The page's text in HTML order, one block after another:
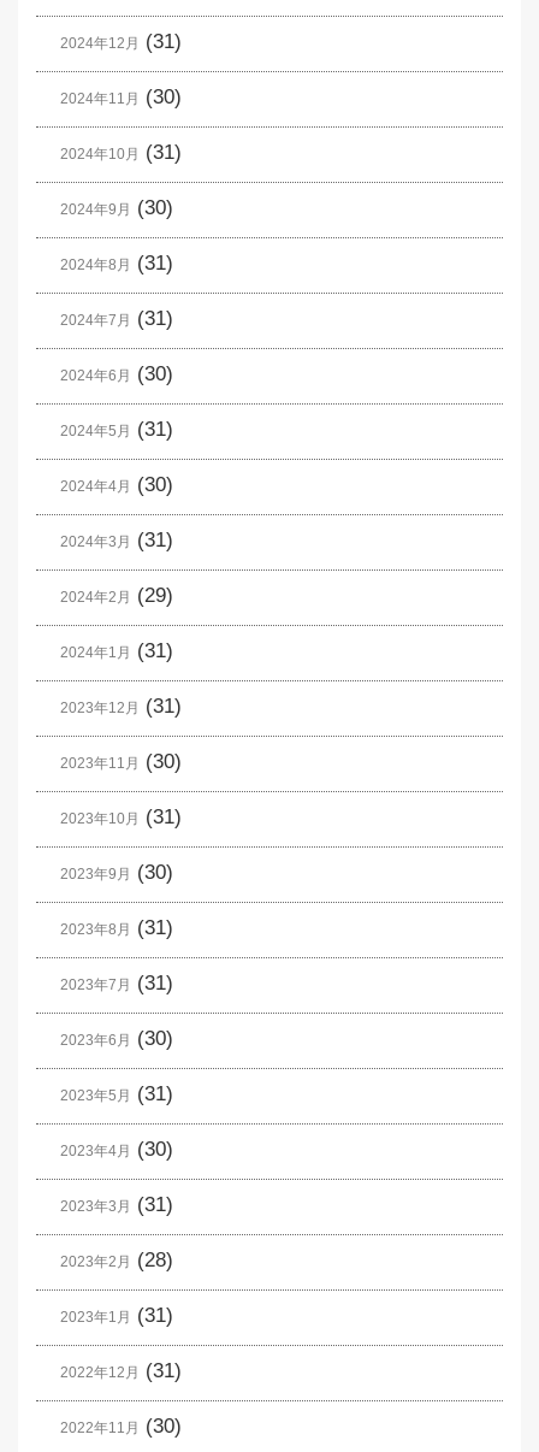
2024年12月 (31)
2024年11月 (30)
2024年10月 (31)
2024年9月 (30)
2024年8月 (31)
2024年7月 (31)
2024年6月 (30)
2024年5月 (31)
2024年4月 (30)
2024年3月 (31)
2024年2月 (29)
2024年1月 (31)
2023年12月 (31)
2023年11月 (30)
2023年10月 (31)
2023年9月 (30)
2023年8月 (31)
2023年7月 (31)
2023年6月 (30)
2023年5月 (31)
2023年4月 (30)
2023年3月 (31)
2023年2月 (28)
2023年1月 (31)
2022年12月 (31)
2022年11月 (30)